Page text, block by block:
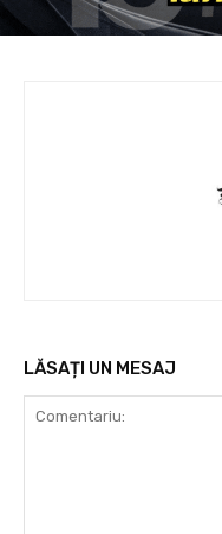
LĂSAȚI UN MESAJ